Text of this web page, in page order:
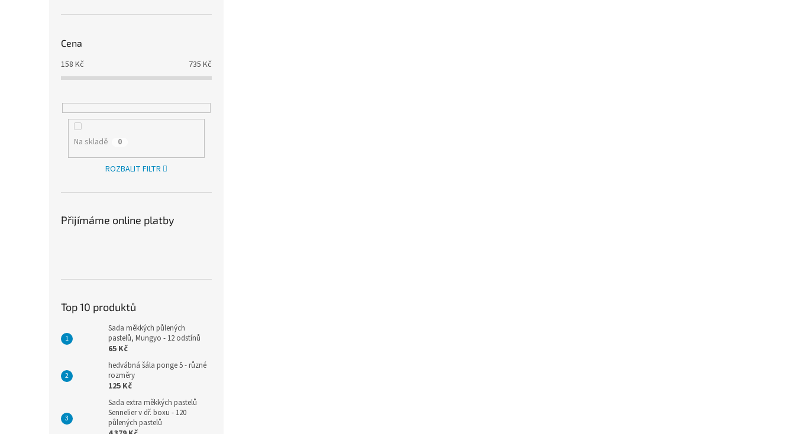
Cena
158 Kč 735 Kč
Na skladě 0
ROZBALIT FILTR
Přijímáme online platby
Top 10 produktů
Sada měkkých půlených
pastelů, Mungyo - 12 odstínů
65 Kč
hedvábná šála ponge 5 - různé
rozměry
125 Kč
Sada extra měkkých pastelů
Sennelier v dř. boxu - 120
půlených pastelů